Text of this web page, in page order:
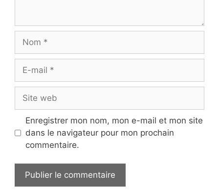
mail
web
Enregistrer mon nom, mon e-mail et mon site
dans le navigateur pour mon prochain
commentaire.